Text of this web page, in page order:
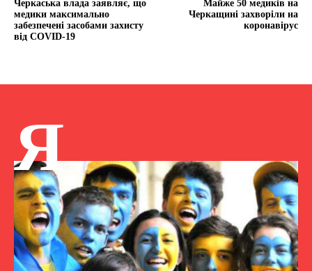
Черкаська влада заявляє, що
медики максимально
забезпечені засобами захисту
від COVID-19
Майже 50 медиків на
Черкащині захворіли на
коронавірус
Я